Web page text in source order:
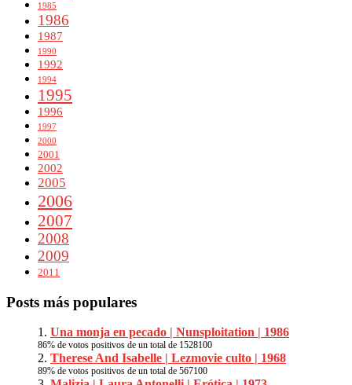
1985
1986
1987
1990
1992
1994
1995
1996
1997
2000
2001
2002
2005
2006
2007
2008
2009
2011
Posts más populares
Una monja en pecado | Nunsploitation | 1986
86% de votos positivos de un total de 1528100
Therese And Isabelle | Lezmovie culto | 1968
89% de votos positivos de un total de 567100